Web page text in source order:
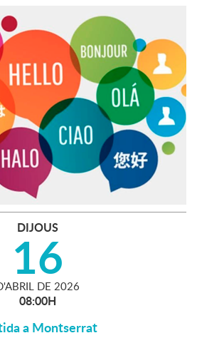
DIJOUS
16
ABRIL DE 2026
08:00H
a Montserrat